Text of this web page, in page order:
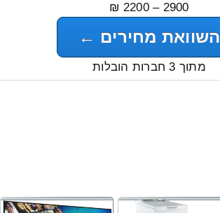
2900 – 2200 ₪
השוואת מחירים ←
מתוך 3 חברות הובלות